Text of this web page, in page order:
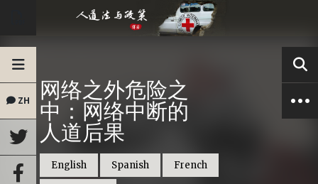
ZH 网络之外危险之
中：网络中断的
人道后果
English Spanish French